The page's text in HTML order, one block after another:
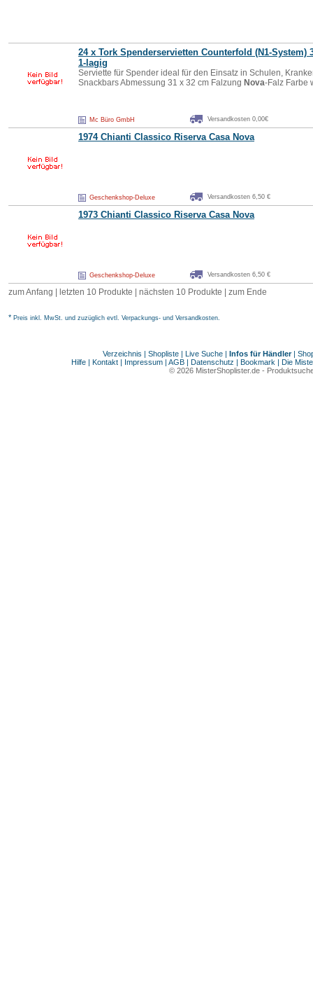
24 x Tork Spenderservietten Counterfold (N1-System)
1-lagig
Serviette für Spender ideal für den Einsatz in Schulen,
Snackbars Abmessung 31 x 32 cm Falzung Nova-Falz Farbe
Mc Büro GmbH Versandkosten 0,00€
1974 Chianti Classico Riserva Casa Nova
Geschenkshop-Deluxe Versandkosten 6,50 €
1973 Chianti Classico Riserva Casa Nova
Geschenkshop-Deluxe Versandkosten 6,50 €
zum Anfang letzten 10 Produkte | nächsten 10 Produkte | zum Ende
* Preis inkl. MwSt. und zuzüglich evtl. Verpackungs- und Versandkosten.
Verzeichnis | Shopliste| Live Suche| Infos für Händler|
Hilfe | Kontakt | Impressum | AGB | Datenschutz | Bookmark | Die
© 2026 MisterShoplister.de-